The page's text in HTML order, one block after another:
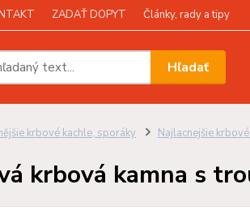
ZADAŤ DOPYT Články, rady a tipy
Hľadať
krbové kachle, sporáky Najlacnejšie
krbová kamna s